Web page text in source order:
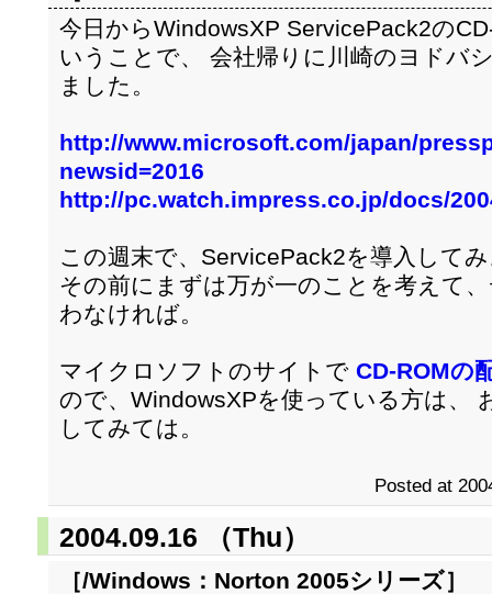
今日からWindowsXP ServicePack2の
いうことで、 会社帰りに川崎のヨドバ
ました。
http://www.microsoft.com/japan/
newsid=2016
http://pc.watch.impress.co.jp/docs/
この週末で、ServicePack2を導入して
その前にまずは万が一のことを考えて
わなければ。
マイクロソフトのサイトで CD-ROMの
ので、WindowsXPを使っている方は、
してみては。
Posted at
2004.09.16 （Thu）
［/Windows： Norton 2005シリーズ］